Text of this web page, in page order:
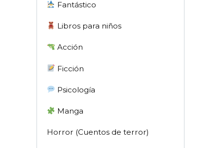
Fantástico
Libros para niños
Acción
Ficción
Psicología
Manga
Horror (Cuentos de terror)